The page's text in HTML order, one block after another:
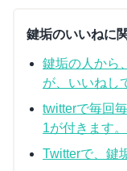
鍵垢のいいねに
鍵垢の人から
が、いいねし
twitterで毎回
1が付きます
Twitterで、鍵